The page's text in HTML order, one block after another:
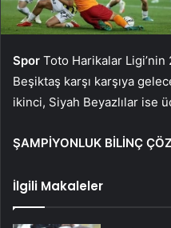
Spor Toto Harikalar Ligi’nin
Beşiktaş karşı karşıya
ikinci, Siyah Beyazlılar ise
ŞAMPİYONLUK BİLİNÇ
İlgili Makaleler